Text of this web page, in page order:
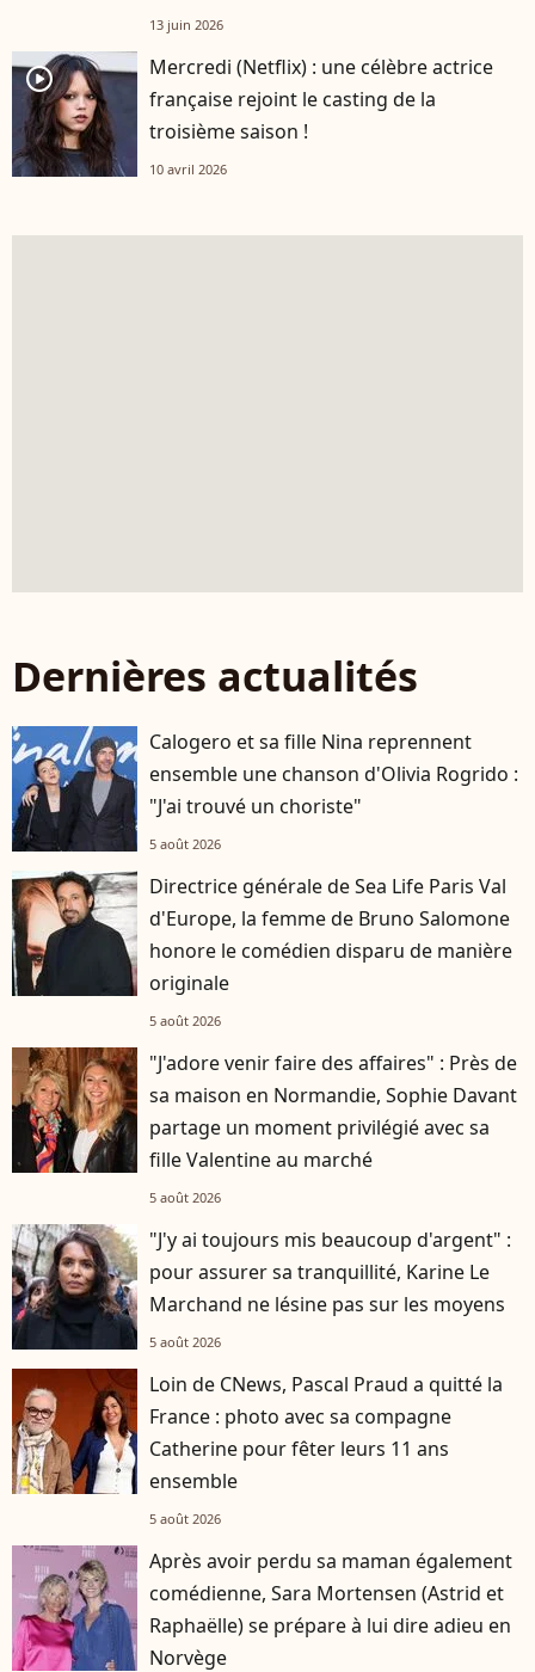
13 juin 2026
player2
Mercredi (Netflix) : une célèbre actrice
française rejoint le casting de la
troisième saison !
10 avril 2026
Dernières actualités
Calogero et sa fille Nina reprennent
ensemble une chanson d'Olivia Rogrido :
"J'ai trouvé un choriste"
5 août 2026
Directrice générale de Sea Life Paris Val
d'Europe, la femme de Bruno Salomone
honore le comédien disparu de manière
originale
5 août 2026
"J'adore venir faire des affaires" : Près de
sa maison en Normandie, Sophie Davant
partage un moment privilégié avec sa
fille Valentine au marché
5 août 2026
"J'y ai toujours mis beaucoup d'argent" :
pour assurer sa tranquillité, Karine Le
Marchand ne lésine pas sur les moyens
5 août 2026
Loin de CNews, Pascal Praud a quitté la
France : photo avec sa compagne
Catherine pour fêter leurs 11 ans
ensemble
5 août 2026
Après avoir perdu sa maman également
comédienne, Sara Mortensen (Astrid et
Raphaëlle) se prépare à lui dire adieu en
Norvège